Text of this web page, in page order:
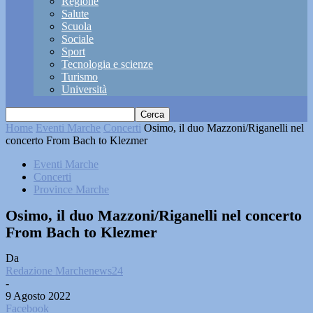
Salute
Scuola
Sociale
Sport
Tecnologia e scienze
Turismo
Università
Home Eventi Marche Concerti Osimo, il duo Mazzoni/Riganelli nel
concerto From Bach to Klezmer
Eventi Marche
Concerti
Province Marche
Osimo, il duo Mazzoni/Riganelli nel concerto
From Bach to Klezmer
Da
Redazione Marchenews24
-
9 Agosto 2022
Facebook